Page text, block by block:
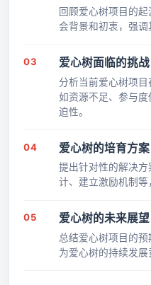
回顾爱心树项目的
会背景和初衷，强调
03 爱心树面临的挑战
分析当前爱心树项目
如资源不足、参与
迫性。
04 爱心树的培育方案
提出针对性的解决
计、建立激励机制等
05 爱心树的未来展望
总结爱心树项目的预
为爱心树的持续发展